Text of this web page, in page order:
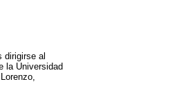
dirigirse al
la Universidad